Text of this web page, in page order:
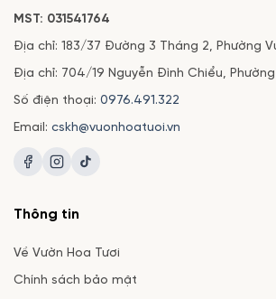
MST: 031541764
Địa chỉ: 183/37 Đường 3 Tháng 2, Phường
Địa chỉ: 704/19 Nguyễn Đình Chiểu,
Số điện thoại: 0976.491.322
Email: cskh@vuonhoatuoi.vn
Thông tin
Về Vườn Hoa Tươi
Chính sách bảo mật